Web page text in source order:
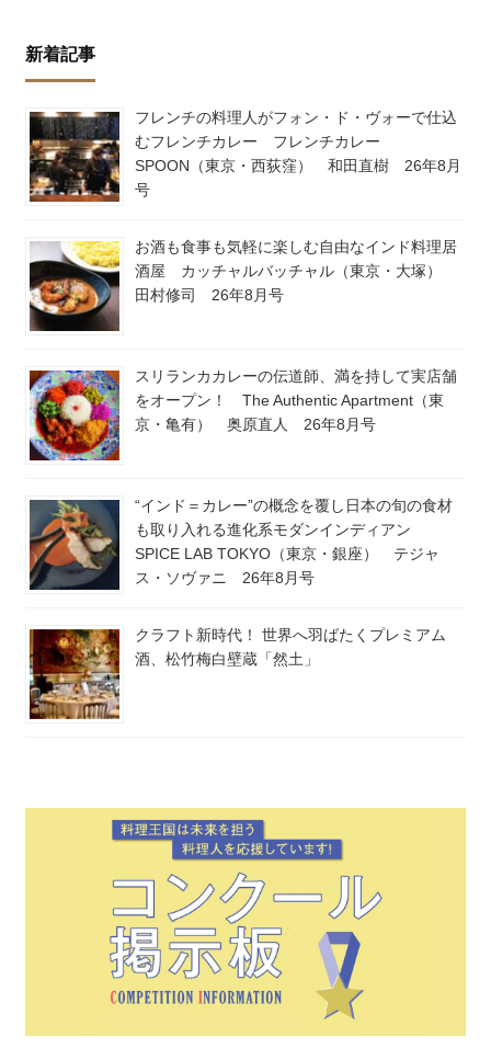
新着記事
フレンチの料理人がフォン・ド・ヴォーで仕込
むフレンチカレー フレンチカレー
SPOON（東京・西荻窪） 和田直樹 26年8月
号
お酒も食事も気軽に楽しむ自由なインド料理居
酒屋 カッチャルバッチャル（東京・大塚）
田村修司 26年8月号
スリランカカレーの伝道師、満を持して実店舗
をオープン！ The Authentic Apartment（東
京・亀有） 奥原直人 26年8月号
“インド＝カレー”の概念を覆し日本の旬の食材
も取り入れる進化系モダンインディアン
SPICE LAB TOKYO（東京・銀座） テジャ
ス・ソヴァニ 26年8月号
クラフト新時代！ 世界へ羽ばたくプレミアム
酒、松竹梅白壁蔵「然土」